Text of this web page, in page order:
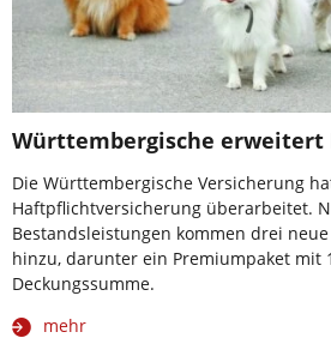
Württembergische
Die Württembergische Versicherung
Haftpflichtversicherung überarbeitet.
Bestandsleistungen kommen drei
hinzu, darunter ein Premiumpaket mit
Deckungssumme.
mehr